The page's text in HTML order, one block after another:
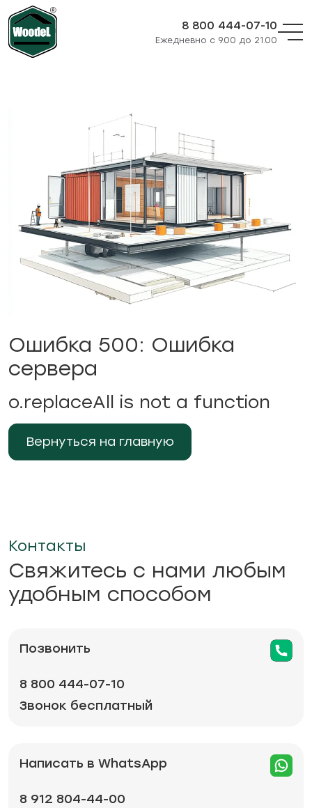
8 800 444-07-10
Ежедневно с 9.00 до 21.00
Ошибка 500: Ошибка
сервера
o.replaceAll is not a function
Вернуться на главную
Контакты
Свяжитесь с нами любым
удобным способом
Позвонить
8 800 444-07-10
Звонок бесплатный
Написать в WhatsApp
8 912 804-44-00